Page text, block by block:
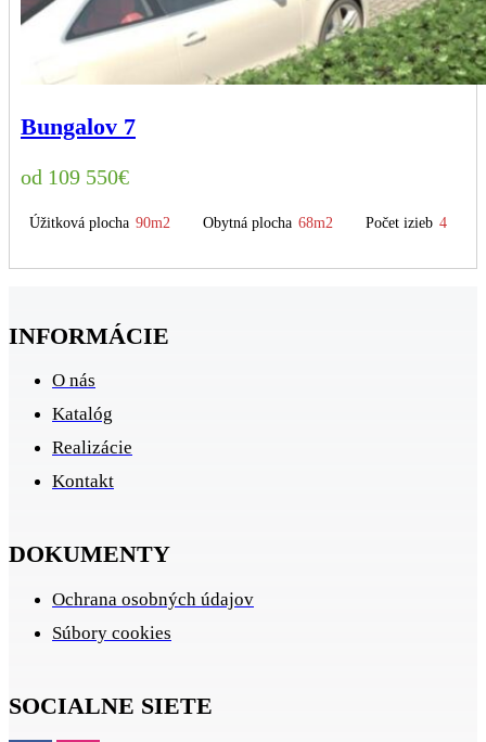
Bungalov 7
109 550€
Úžitková plocha 90m2 Obytná plocha 68m2 Počet izieb 4
INFORMÁCIE
O nás
Katalóg
Realizácie
Kontakt
DOKUMENTY
Ochrana osobných údajov
Súbory cookies
SOCIALNE SIETE